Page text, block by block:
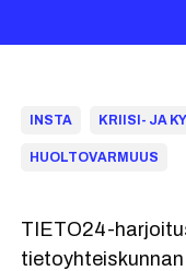
INSTA KRIISI- JA
HUOLTOVARMUUS
TIETO24-